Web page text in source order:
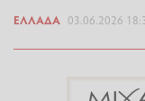
ΕΛΛΆΔΑ 03.06.2026